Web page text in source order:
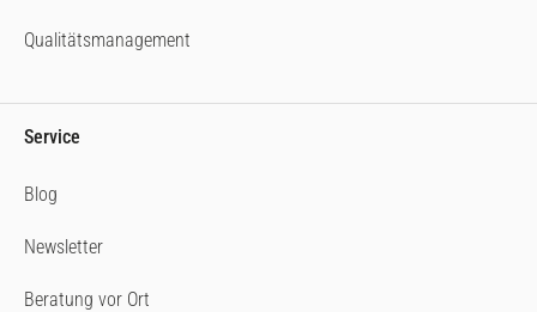
Qualitätsmanagement
Service
Blog
Newsletter
Beratung vor Ort